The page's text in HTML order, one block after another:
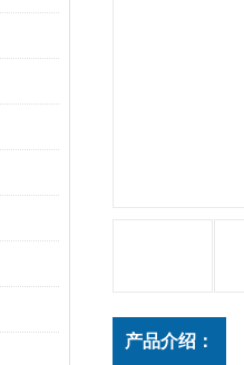
产品介绍：